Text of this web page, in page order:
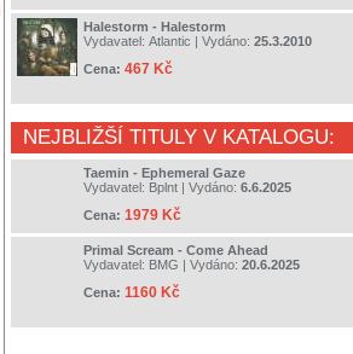
Halestorm - Halestorm
Vydavatel: Atlantic | Vydáno: 25.3.2010
Cena: 467 Kč
NEJBLIŽŠÍ TITULY V KATALOGU:
Taemin - Ephemeral Gaze
Vydavatel: Bplnt | Vydáno: 6.6.2025
Cena: 1979 Kč
Primal Scream - Come Ahead
Vydavatel: BMG | Vydáno: 20.6.2025
Cena: 1160 Kč